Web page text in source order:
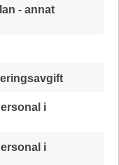
- annat
i
i